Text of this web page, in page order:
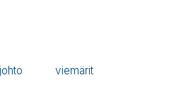
viemärit